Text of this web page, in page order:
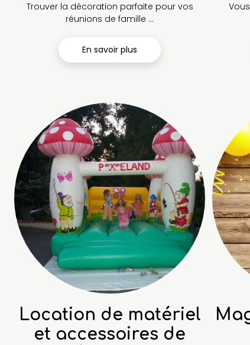
Trouver la décoration parfaite pour vos
réunions de famille ...
En savoir plus
Location de matériel
et accessoires de